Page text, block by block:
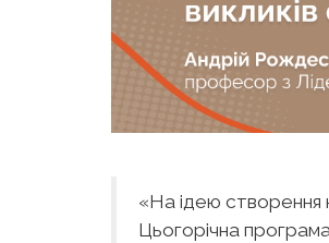
«На ідею створення
Цьогорічна програма